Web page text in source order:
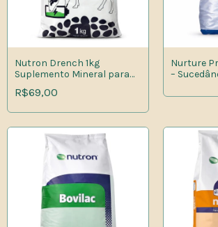
Nutron Drench 1kg
Suplemento Mineral para
Bovinos Pós-Parto
R$69,00
Nurture
–